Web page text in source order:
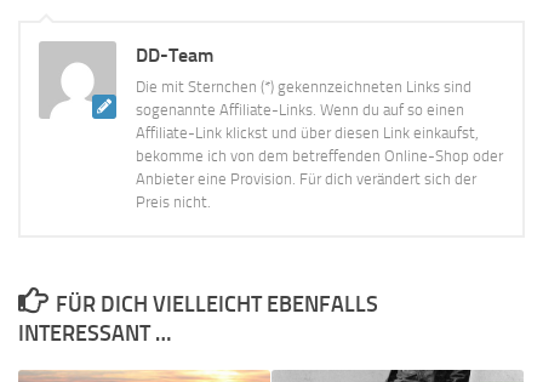
DD-Team
Die mit Sternchen (*) gekennzeichneten Links sind
sogenannte Affiliate-Links. Wenn du auf so einen
Affiliate-Link klickst und über diesen Link einkaufst,
bekomme ich von dem betreffenden Online-Shop oder
Anbieter eine Provision. Für dich verändert sich der
Preis nicht.
FÜR DICH VIELLEICHT EBENFALLS
INTERESSANT …